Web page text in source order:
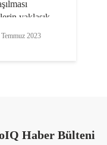
yaklaşık
2023
Haber Bülteni